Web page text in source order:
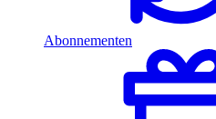
Abonnementen